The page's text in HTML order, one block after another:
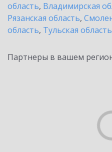
область, Владимирская
Рязанская область,
область, Тульская область
Партнеры в вашем